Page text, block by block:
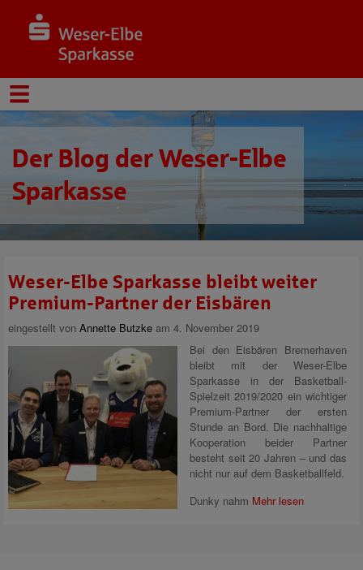
Der Blog der Weser-Elbe
Sparkasse
Weser-Elbe Sparkasse bleibt weiter
Premium-Partner der Eisbären
eingestellt von Annette Butzke am 4. November 2019
Bei den Eisbären Bremerhaven
bleibt mit der Weser-Elbe
Sparkasse in der Basketball-
Spielzeit 2019/2020 ein wichtiger
Premium-Partner der ersten
Stunde an Bord. Die nachhaltige
Kooperation beider Partner
besteht seit 20 Jahren – und das
nicht nur auf dem Basketballfeld.
Dunky nahm Mehr lesen